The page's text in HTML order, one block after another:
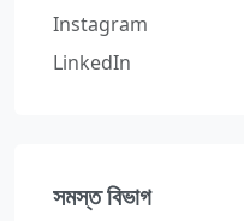
Instagram
LinkedIn
সমস্ত বিভাগ